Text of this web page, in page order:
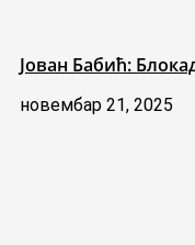
Јован Бабић:
новембар 21, 2025